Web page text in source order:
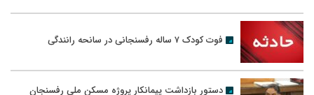
فوت کودک ۷ ساله رفسنجانی در سانحه رانندگی
دستور بازداشت پیمانکار پروژه مسکن ملی رفسنجان